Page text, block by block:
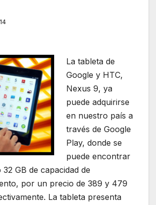
La tableta de
Google y HTC,
Nexus 9, ya
puede adquirirse
en nuestro país a
través de Google
Play, donde se
puede encontrar
GB de capacidad de
por un precio de 389 y 479
La tableta presenta